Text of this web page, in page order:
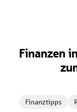
Finanzen
Finanztipps